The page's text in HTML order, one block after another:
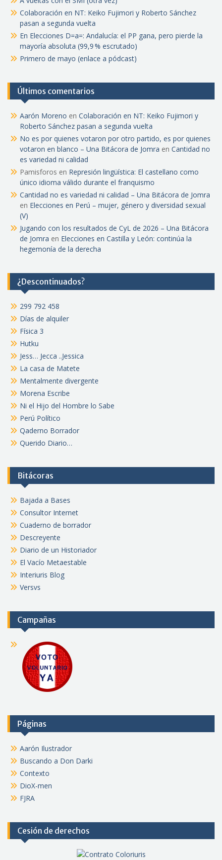
Colaboración en NT: Keiko Fujimori y Roberto Sánchez
pasan a segunda vuelta
En Elecciones D=a=: Andalucía: el PP gana, pero pierde la
mayoría absoluta (99,9 % escrutado)
Primero de mayo (enlace a pódcast)
Últimos comentarios
Aarón Moreno en Colaboración en NT: Keiko Fujimori y
Roberto Sánchez pasan a segunda vuelta
No es por quienes votaron por otro partido, es por quienes
votaron en blanco – Una Bitácora de Jomra en Cantidad no
es variedad ni calidad
Pamisforos en Represión lingüística: El castellano como
único idioma válido durante el franquismo
Cantidad no es variedad ni calidad – Una Bitácora de Jomra
en Elecciones en Perú – mujer, género y diversidad sexual
(V)
Jugando con los resultados de CyL de 2026 – Una Bitácora
de Jomra en Elecciones en Castilla y León: continúa la
hegemonía de la derecha
¿Descontinuados?
299 792 458
Días de alquiler
Física 3
Hutku
Jess… Jecca ..Jessica
La casa de Matete
Mentalmente divergente
Morena Escribe
Ni el Hijo del Hombre lo Sabe
Perú Político
Qaderno Borrador
Querido Diario…
Bitácoras
Bajada a Bases
Consultor Internet
Cuaderno de borrador
Descreyente
Diario de un Historiador
El Vacío Metaestable
Interiuris Blog
Versvs
Campañas
Páginas
Aarón Ilustrador
Buscando a Don Darki
Contexto
DioX-men
FJRA
Cesión de derechos